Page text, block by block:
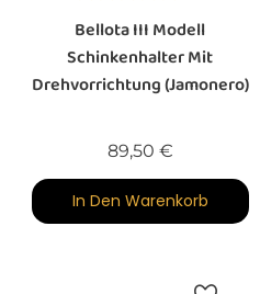
Bellota III Modell
Schinkenhalter Mit
Drehvorrichtung (Jamonero)
89,50 €Preis
In Den Warenkorb